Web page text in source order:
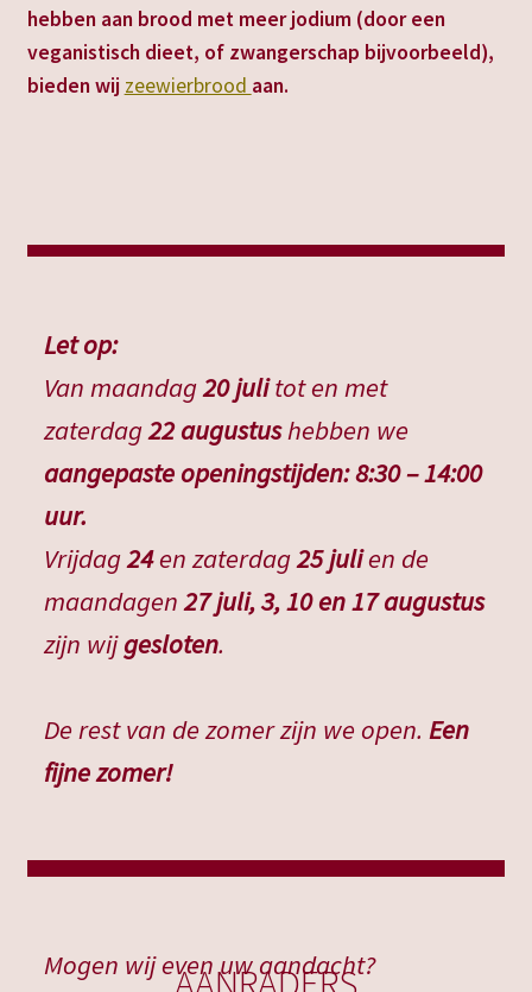
hebben aan brood met meer jodium (door een
veganistisch dieet, of zwangerschap bijvoorbeeld),
bieden wij zeewierbrood aan.
Let op:
Van maandag20 julitot en met
zaterdag22 augustushebben we
aangepaste openingstijden: 8:30 – 14:00
uur.
Vrijdag24en zaterdag25 julien de
maandagen27 juli, 3, 10 en 17 augustus
zijn wijgesloten.
De rest van de zomer zijn we open. Een
fijne zomer!
Mogen wij even uw aandacht?